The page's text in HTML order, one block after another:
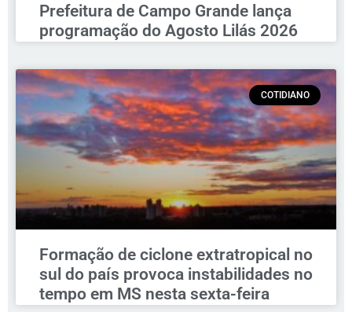
Prefeitura de Campo Grande lança
programação do Agosto Lilás 2026
COTIDIANO
Formação de ciclone extratropical no
sul do país provoca instabilidades no
tempo em MS nesta sexta-feira